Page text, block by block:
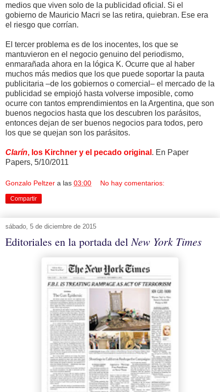
medios que viven solo de la publicidad oficial. Si el
gobierno de Mauricio Macri se las retira, quiebran. Ese era
el riesgo que corrían.
El tercer problema es de los inocentes, los que se
mantuvieron en el negocio genuino del periodismo,
enmarañada ahora en la lógica K. Ocurre que al haber
muchos más medios que los que puede soportar la pauta
publicitaria –de los gobiernos o comercial– el mercado de la
publicidad se empiojó hasta volverse imposible, como
ocurre con tantos emprendimientos en la Argentina, que son
buenos negocios hasta que los descubren los parásitos,
entonces dejan de ser buenos negocios para todos, pero
los que se quejan son los parásitos.
Clarín, los Kirchner y el pecado original . En Paper
Papers, 5/10/2011
Gonzalo Peltzer a las 03:00 No hay comentarios:
Compartir
sábado, 5 de diciembre de 2015
Editoriales en la portada delNew York Times